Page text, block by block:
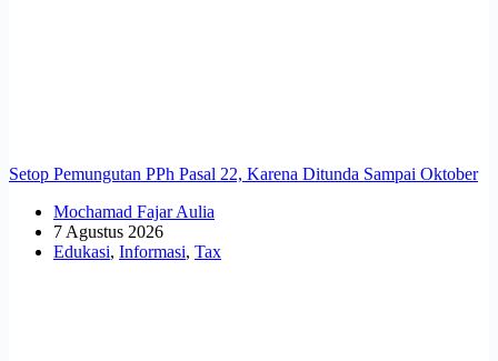
Setop Pemungutan PPh Pasal 22, Karena Ditunda Sampai Oktober
Mochamad Fajar Aulia
7 Agustus 2026
Edukasi, Informasi, Tax